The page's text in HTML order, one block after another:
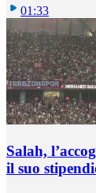
01:33
Salah,
il suo